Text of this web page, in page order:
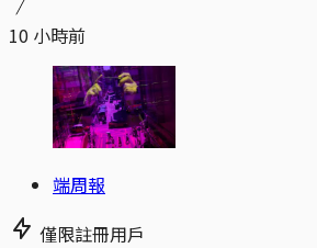
10 小時前
端周報
僅限註冊用戶